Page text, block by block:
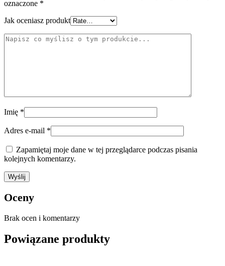
oznaczone *
Jak oceniasz produkt
Imię *
Adres e-mail *
Zapamiętaj moje dane w tej przeglądarce podczas pisania
kolejnych komentarzy.
Oceny
Brak ocen i komentarzy
Powiązane produkty